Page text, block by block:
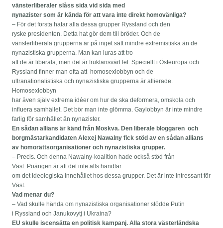
vänsterliberaler slåss sida vid sida med
nynazister som är kända för att vara inte direkt homovänliga?
– För det första hatar alla dessa grupper Ryssland och den
ryske presidenten. Detta hat gör dem till bröder. Och de
vänsterliberala grupperna är på inget sätt mindre extremistiska än de
nynazistiska grupperna. Man kan luras att tro
att de är liberala, men det är fruktansvärt fel. Speciellt i Östeuropa och
Ryssland finner man ofta att homosexlobbyn och de
ultranationalistiska och nynazistiska grupperna är allierade.
Homosexlobbyn
har även själv extrema idéer om hur de ska deformera, omskola och
influera samhället. Det bör man inte glömma. Gaylobbyn är inte mindre
farlig för samhället än nynazister.
En sådan allians är känd från Moskva. Den liberale bloggaren och
borgmästarkandidaten Alexej Nawalny fick stöd av en sådan allians
av homorättsorganisationer och nynazistiska grupper.
– Precis. Och denna Nawalny-koalition hade också stöd från
Väst. Poängen är att det inte alls handlar
om det ideologiska innehållet hos dessa grupper. Det är inte intressant för
Väst.
Vad menar du?
– Vad skulle hända om nynazistiska organisationer stödde Putin
i Ryssland och Janukovytj i Ukraina?
EU skulle iscensätta en politisk kampanj. Alla stora västerländska